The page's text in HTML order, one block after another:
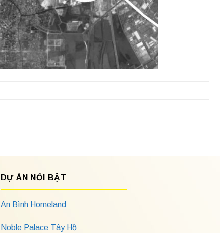
DỰ ÁN NỔI BẬT
An Bình Homeland
Noble Palace Tây Hồ